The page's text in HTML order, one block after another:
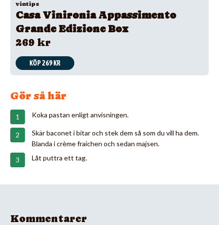
vintips
Casa Vinironia Appassimento
Grande Edizione Box
269 kr
KÖP 269 KR
Gör så här
Koka pastan enligt anvisningen.
Skär baconet i bitar och stek dem så som du vill ha dem.
Blanda i crème fraichen och sedan majsen.
Låt puttra ett tag.
Kommentarer